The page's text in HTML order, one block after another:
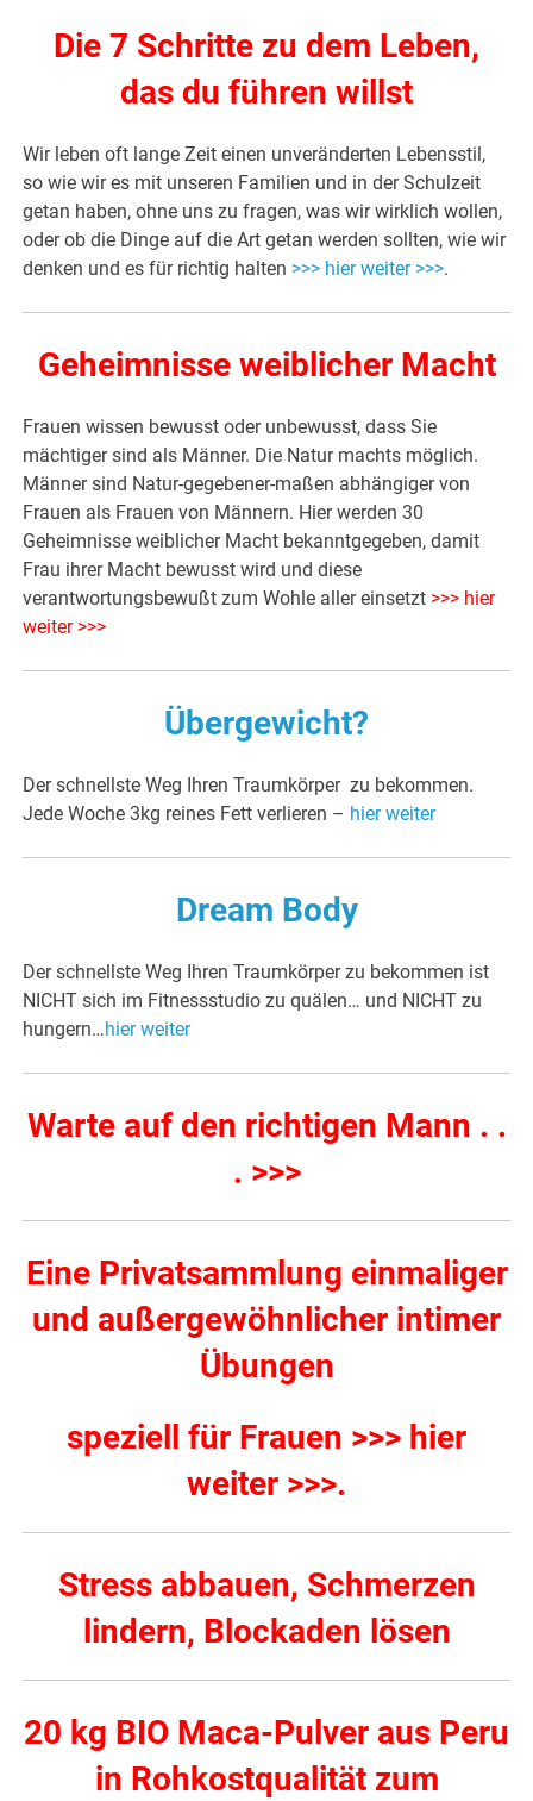
Die 7 Schritte zu dem Leben,
das du führen willst
Wir leben oft lange Zeit einen unveränderten Lebensstil,
so wie wir es mit unseren Familien und in der Schulzeit
getan haben, ohne uns zu fragen, was wir wirklich wollen,
oder ob die Dinge auf die Art getan werden sollten, wie wir
denken und es für richtig halten >>> hier weiter >>>.
Geheimnisse weiblicher Macht
Frauen wissen bewusst oder unbewusst, dass Sie
mächtiger sind als Männer. Die Natur machts möglich.
Männer sind Natur-gegebener-maßen abhängiger von
Frauen als Frauen von Männern. Hier werden 30
Geheimnisse weiblicher Macht bekanntgegeben, damit
Frau ihrer Macht bewusst wird und diese
verantwortungsbewußt zum Wohle aller einsetzt >>> hier
weiter >>>
Übergewicht?
Der schnellste Weg Ihren Traumkörper zu bekommen.
Jede Woche 3kg reines Fett verlieren – hier weiter
Dream Body
Der schnellste Weg Ihren Traumkörper zu bekommen ist
NICHT sich im Fitnessstudio zu quälen… und NICHT zu
hungern…hier weiter
Warte auf den richtigen Mann . .
. >>>
Eine Privatsammlung einmaliger
und außergewöhnlicher intimer
Übungen
speziell für Frauen >>> hier
weiter >>>.
Stress abbauen, Schmerzen
lindern, Blockaden lösen
20 kg BIO Maca-Pulver aus Peru
in Rohkostqualität zum